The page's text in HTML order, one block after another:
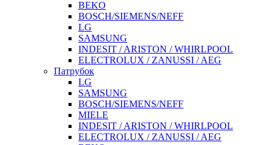
BEKO
BOSCH/SIEMENS/NEFF
LG
SAMSUNG
INDESIT / ARISTON / WHIRLPOOL
ELECTROLUX / ZANUSSI / AEG
Патрубок
LG
SAMSUNG
BOSCH/SIEMENS/NEFF
MIELE
INDESIT / ARISTON / WHIRLPOOL
ELECTROLUX / ZANUSSI / AEG